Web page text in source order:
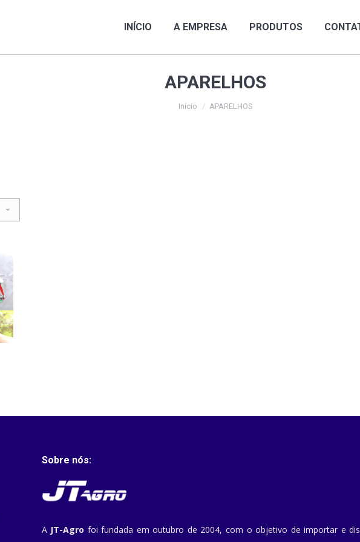
INÍCIO A EMPRESA PRODUTOS
APARELHOS
Início APARELHOS
Sobre nós:
A JT-Agro foi fundada em outubro de 2004, com o objetivo de importar e
INÍCIO